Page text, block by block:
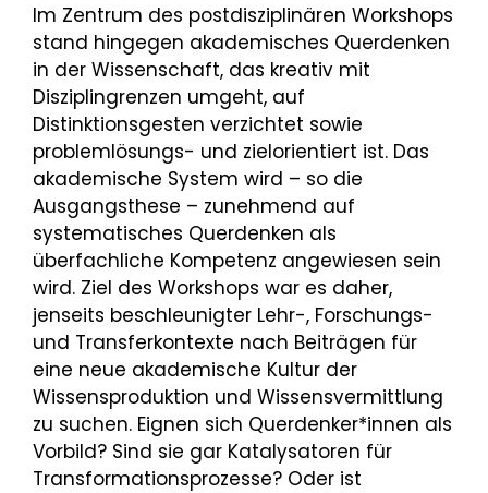
Im Zentrum des postdisziplinären Workshops
stand hingegen akademisches Querdenken
in der Wissenschaft, das kreativ mit
Disziplingrenzen umgeht, auf
Distinktionsgesten verzichtet sowie
problemlösungs- und zielorientiert ist. Das
akademische System wird – so die
Ausgangsthese – zunehmend auf
systematisches Querdenken als
überfachliche Kompetenz angewiesen sein
wird. Ziel des Workshops war es daher,
jenseits beschleunigter Lehr-, Forschungs-
und Transferkontexte nach Beiträgen für
eine neue akademische Kultur der
Wissensproduktion und Wissensvermittlung
zu suchen. Eignen sich Querdenker*innen als
Vorbild? Sind sie gar Katalysatoren für
Transformationsprozesse? Oder ist